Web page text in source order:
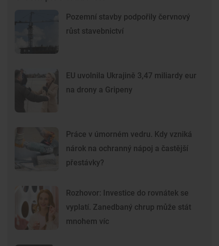
Pozemní stavby podpořily červnový
růst stavebnictví
EU uvolnila Ukrajině 3,47 miliardy eur
na drony a Gripeny
Práce v úmorném vedru. Kdy vzniká
nárok na ochranný nápoj a častější
přestávky?
Rozhovor: Investice do rovnátek se
vyplatí. Zanedbaný chrup může stát
mnohem víc